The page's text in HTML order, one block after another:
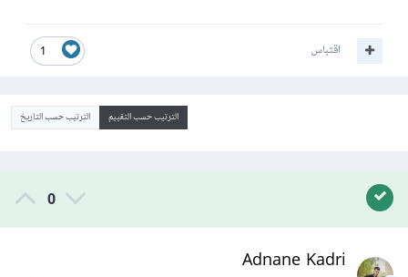
1 اقتباس
الترتيب حسب التقييم الترتيب حسب التاريخ
0
Adnane Kadri